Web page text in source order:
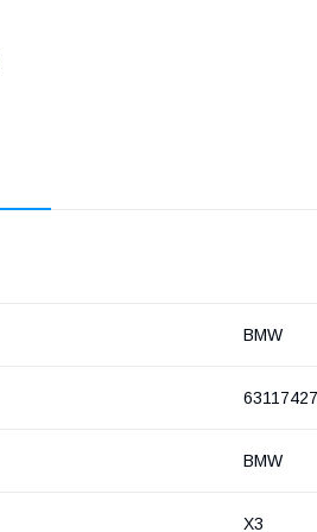
BMW
BMW
X3